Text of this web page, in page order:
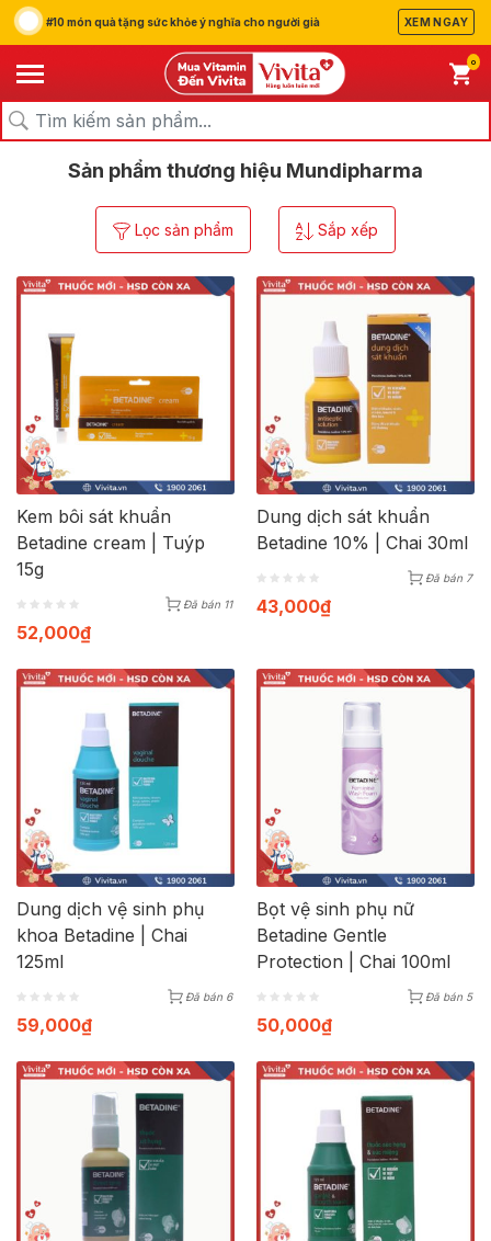
#10 món quà tặng sức khỏe ý nghĩa cho người già XEM NGAY
0
Trang chủ/Thương hiệu/
Sản phẩm thương hiệu Mundipharma
Lọc sản phẩm Sắp xếp
Kem bôi sát khuẩn
Betadine cream | Tuýp
15g
Đã bán 11
52,000₫
Dung dịch sát khuẩn
Betadine 10% | Chai 30ml
Đã bán 7
43,000₫
Dung dịch vệ sinh phụ
khoa Betadine | Chai
125ml
Đã bán 6
59,000₫
Bọt vệ sinh phụ nữ
Betadine Gentle
Protection | Chai 100ml
Đã bán 5
50,000₫